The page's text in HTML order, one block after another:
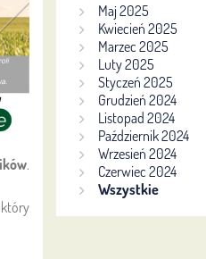
.
Maj 2025
Kwiecień 2025
Marzec 2025
Luty 2025
Styczeń 2025
Grudzień 2024
Listopad 2024
Październik 2024
Wrzesień 2024
Czerwiec 2024
Wszystkie